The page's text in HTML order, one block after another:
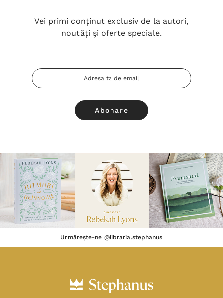
Vei primi conținut exclusiv de la autori,
noutăți şi oferte speciale.
Adresa
Email
Urmărește-ne @libraria.stephanus